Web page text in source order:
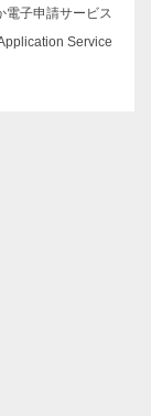
電子申請サービス
Service